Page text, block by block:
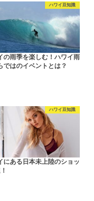
ハワイ豆知識
の雨季を楽しむ！ハワイ雨
ではのイベントとは？
ハワイ豆知識
にある日本未上陸のショッ